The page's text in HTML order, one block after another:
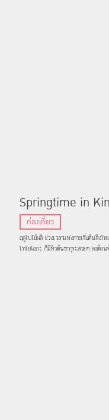
Springtime in
อายแห่งฤดูใบไม้ผลิ
ท่องเที่ยว
ฤดูใบไม้ผลิ ช่วงเวลาแห่งการเริ่มต้นสิ่
โทโยโอกะ ก็มีทิวต้นซากุระสวยๆ รอต้อ